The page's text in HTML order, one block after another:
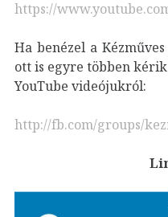
https://
Ha benézel a
ott is egyre többen
YouTube videójukról:
http://fb.com/groups/